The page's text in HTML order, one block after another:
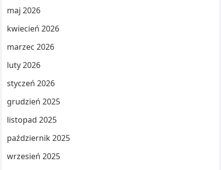
maj 2026
kwiecień 2026
marzec 2026
luty 2026
styczeń 2026
grudzień 2025
listopad 2025
październik 2025
wrzesień 2025